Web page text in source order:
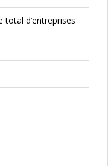
total d’entreprises